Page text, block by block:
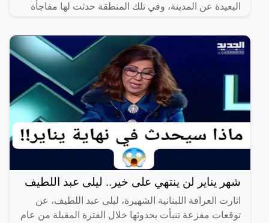
البعيدة عن المدينة، وفي تلك المنطقة حدثت لها مفاجأة
شهر يناير لن ينتهي على خير.. ليلى عبد اللطيف
اثارت العرافة اللبنانية الشهيرة، ليلى عبد اللطيف، عن
توقعات مفزعة تنبأت بحدوثها خلال الفترة المقبلة من عام